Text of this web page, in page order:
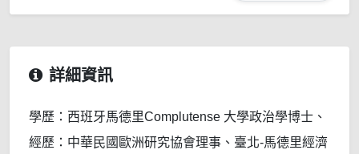
詳細資訊
學歷：西班牙馬德里Complutense 大學政治學博士、
經歷：中華民國歐洲研究協會理事、臺北-馬德里經濟